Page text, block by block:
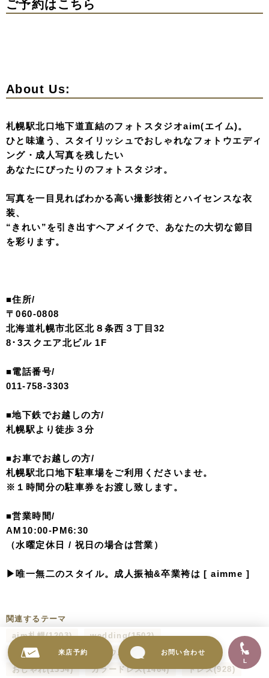
た。
みませんか？
いたします。
5月のキャンペーン
〒060-0808
北海道札幌市北区北8条西3丁目8・3スクエア北ビル1階
ご予約はこちら
About Us:
ひと味違う、スタイリッシュでおしゃれなフォトウエディ
ング・成人写真を残したい
あなたにぴったりのフォトスタジオ。
写真を一目見ればわかる高い撮影技術とハイセンスな衣
を彩ります。
■住所/
来店予約 お問い合わせ
TE
L